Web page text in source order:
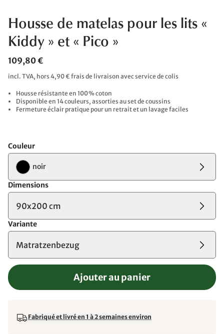
Housse de matelas pour les lits «
Kiddy » et « Pico »
109,80 €
incl. TVA, hors 4,90 € frais de livraison avec service de colis
Housse résistante en 100 % coton
Disponible en 14 couleurs, assorties au set de coussins
Fermeture éclair pratique pour un retrait et un lavage faciles
Couleur
noir
Dimensions
90x200 cm
Variante
Matratzenbezug
Ajouter au panier
Fabriqué et livré en 1 à 2 semaines environ